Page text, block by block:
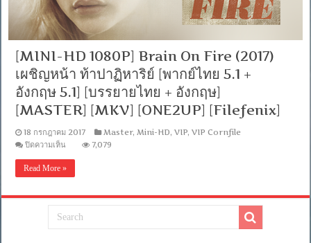
[MINI-HD 1080P] Brain On Fire (2017)
เผชิญหน้า ท้าปาฏิหาริย์ [พากย์ไทย 5.1 +
อังกฤษ 5.1] [บรรยายไทย + อังกฤษ]
[MASTER] [MKV] [ONE2UP] [Filefenix]
18 กรกฎาคม 2017 Master,Mini-HD,VIP,VIP Cornfile
ปิดความเห็นบน
1080P]
On
(2017)
7,079
Read More »